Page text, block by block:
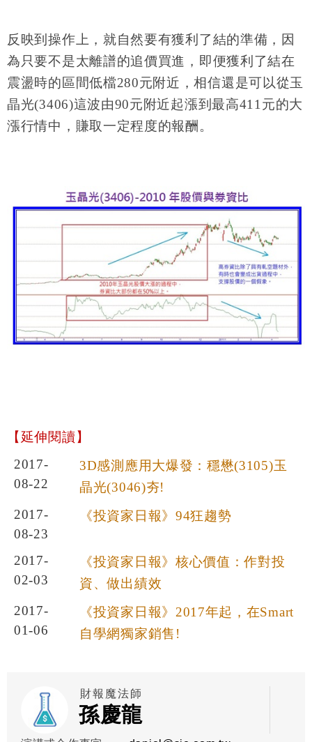
反映到操作上，就自然要有獲利了結的準備，因
為只要不是太離譜的追價買進，即便獲利了結在
震盪時的區間低檔280元附近，相信還是可以從玉
晶光(3406)這波由90元附近起漲到最高411元的大
漲行情中，賺取一定程度的報酬。
【延伸閱讀】
2017-
08-22
3D感測應用大爆發：穩懋(3105)玉
晶光(3046)夯!
2017-
08-23
《投資家日報》94狂趨勢
2017-
02-03
《投資家日報》核心價值：作對投
資、做出績效
2017-
01-06
《投資家日報》2017年起，在Smart
自學網獨家銷售!
財報魔法師
孫慶龍